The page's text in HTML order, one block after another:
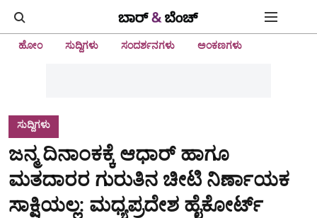
ಹೋಂ ಸುದ್ದಿಗಳು ಸಂದರ್ಶನಗಳು ಅಂಕಣಗಳು
ಸುದ್ದಿಗಳು
ಜನ್ಮ ದಿನಾಂಕಕ್ಕೆ ಆಧಾರ್ ಹಾಗೂ
ಮತದಾರರ ಗುರುತಿನ ಚೀಟಿ ನಿರ್ಣಾಯಕ
ಸಾಕ್ಷಿಯಲ್ಲ: ಮಧ್ಯಪ್ರದೇಶ ಹೈಕೋರ್ಟ್